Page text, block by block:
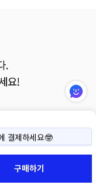
결제하세요🤓
고 구매하세요!
료예요😉
결제하세요🤓
구매하기